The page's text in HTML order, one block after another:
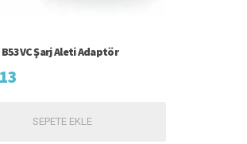
Şarj Aleti Adaptör
SEPETE EKLE